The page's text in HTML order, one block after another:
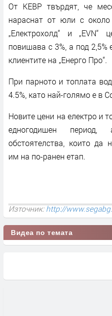
От КЕВР твърдят, че
нараснат от юли с
„Електрохолд“ и „EVN“
повишава с 3%, а под 2,5%
клиентите на „Енерго Про“.
При парното и топлата
4.5%, като най-голямо е в
Новите цени на електро и
едногодишен
обстоятелства, които да
им на по-ранен етап.
Източник:http://
Видеа по темата